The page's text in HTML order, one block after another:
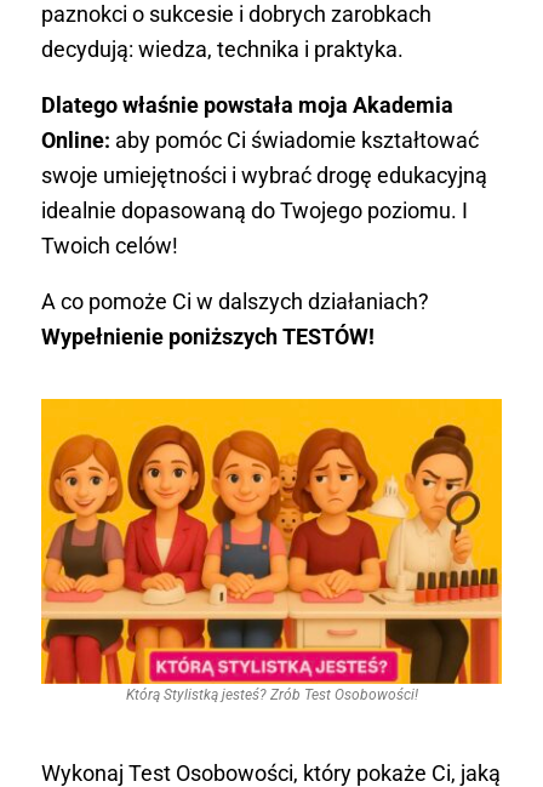
paznokci o sukcesie i dobrych zarobkach
decydują: wiedza, technika i praktyka.
Dlatego właśnie powstała moja Akademia
Online: aby pomóc Ci świadomie kształtować
swoje umiejętności i wybrać drogę edukacyjną
idealnie dopasowaną do Twojego poziomu. I
Twoich celów!
A co pomoże Ci w dalszych działaniach?
Wypełnienie poniższych TESTÓW!
Którą Stylistką jesteś? Zrób Test Osobowości!
Wykonaj Test Osobowości, który pokaże Ci, jaką